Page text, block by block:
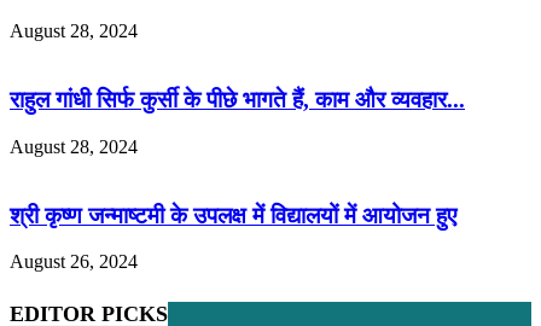
August 28, 2024
राहुल गांधी सिर्फ कुर्सी के पीछे भागते हैं, काम और व्यवहार...
August 28, 2024
श्री कृष्ण जन्माष्टमी के उपलक्ष में विद्यालयों में आयोजन हुए
August 26, 2024
EDITOR PICKS